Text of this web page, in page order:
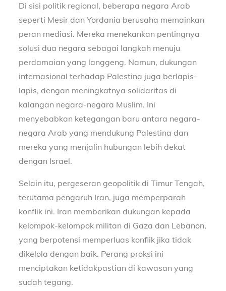
Di sisi politik regional, beberapa negara Arab
seperti Mesir dan Yordania berusaha memainkan
peran mediasi. Mereka menekankan pentingnya
solusi dua negara sebagai langkah menuju
perdamaian yang langgeng. Namun, dukungan
internasional terhadap Palestina juga berlapis-
lapis, dengan meningkatnya solidaritas di
kalangan negara-negara Muslim. Ini
menyebabkan ketegangan baru antara negara-
negara Arab yang mendukung Palestina dan
mereka yang menjalin hubungan lebih dekat
dengan Israel.
Selain itu, pergeseran geopolitik di Timur Tengah,
terutama pengaruh Iran, juga memperparah
konflik ini. Iran memberikan dukungan kepada
kelompok-kelompok militan di Gaza dan Lebanon,
yang berpotensi memperluas konflik jika tidak
dikelola dengan baik. Perang proksi ini
menciptakan ketidakpastian di kawasan yang
sudah tegang.